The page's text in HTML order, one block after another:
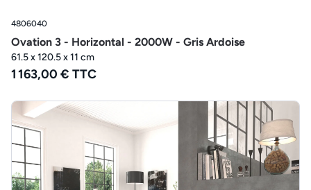
4806040
Ovation 3 - Horizontal - 2000W - Gris Ardoise
61.5 x 120.5 x 11 cm
1 163,00 € TTC